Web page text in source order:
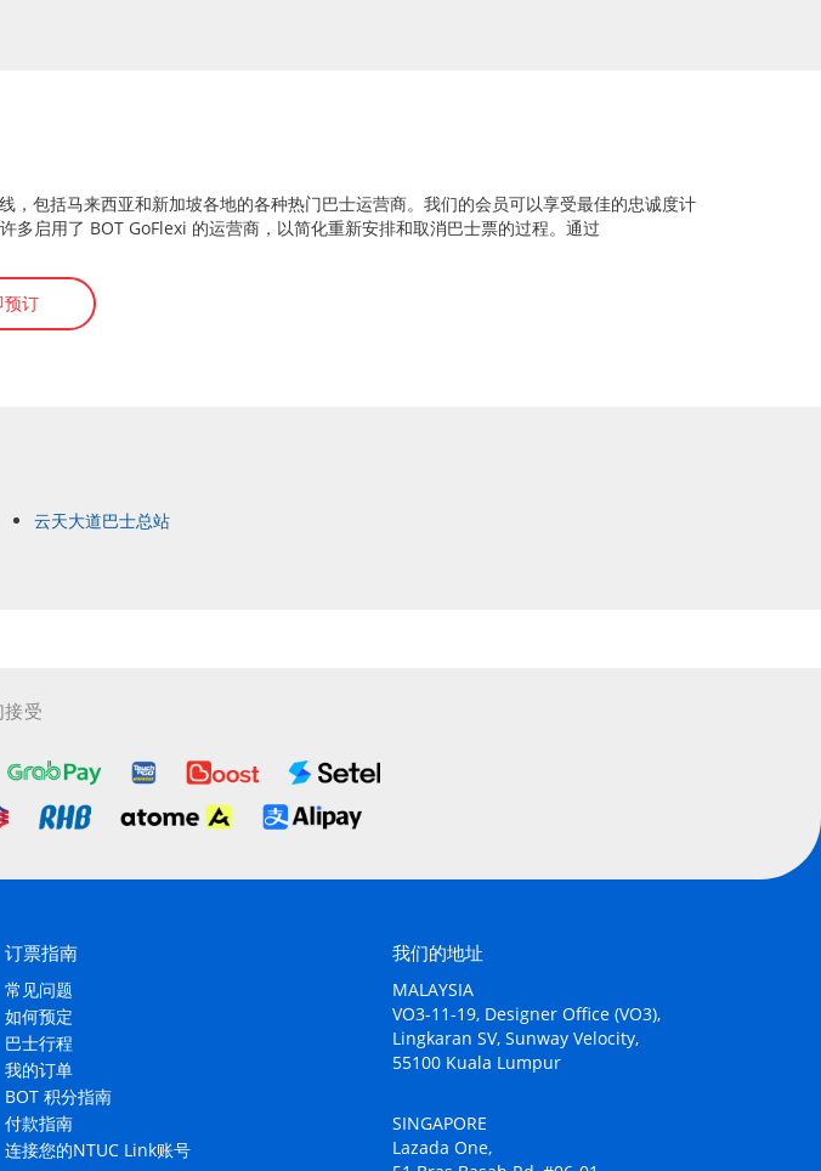
包括马来西亚和新加坡各地的各种热门巴士运营商。我们的会员可以享受最佳的忠诚度计
启用了 BOT GoFlexi 的运营商，以简化重新安排和取消巴士票的过程。通过
预订
云天大道巴士总站
受
订票指南
常见问题
如何预定
巴士行程
我的订单
BOT 积分指南
付款指南
连接您的NTUC Link账号
我们的地址
MALAYSIA
VO3-11-19, Designer Office (VO3),
Lingkaran SV, Sunway Velocity,
55100 Kuala Lumpur
SINGAPORE
Lazada One,